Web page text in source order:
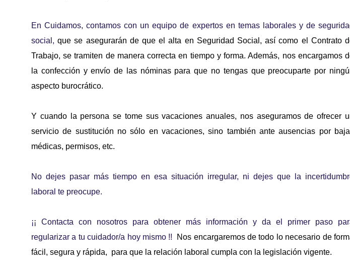
En Cuidamos, contamos con un equipo de expertos en temas laborales y de
social, que se asegurarán de que el alta en Seguridad Social, así como el Contrato
Trabajo, se tramiten de manera correcta en tiempo y forma. Además, nos encargamos
la confección y envío de las nóminas para que no tengas que preocuparte por
aspecto burocrático.
Y cuando la persona se tome sus vacaciones anuales, nos aseguramos de ofrecer
servicio de sustitución no sólo en vacaciones, sino también ante ausencias por
médicas, permisos, etc.
No dejes pasar más tiempo en esa situación irregular, ni dejes que la
laboral te preocupe.
¡¡ Contacta con nosotros para obtener más información y da el primer paso
regularizar a tu cuidador/a hoy mismo !!
Nos encargaremos de todo lo necesario de
fácil, segura y rápida,  para que la relación laboral cumpla con la legislación vigente.